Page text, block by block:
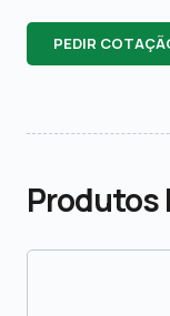
PEDIR
Produtos